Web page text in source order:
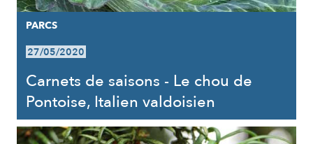
PARCS
27/05/2020
Carnets de saisons - Le chou de
Pontoise, Italien valdoisien